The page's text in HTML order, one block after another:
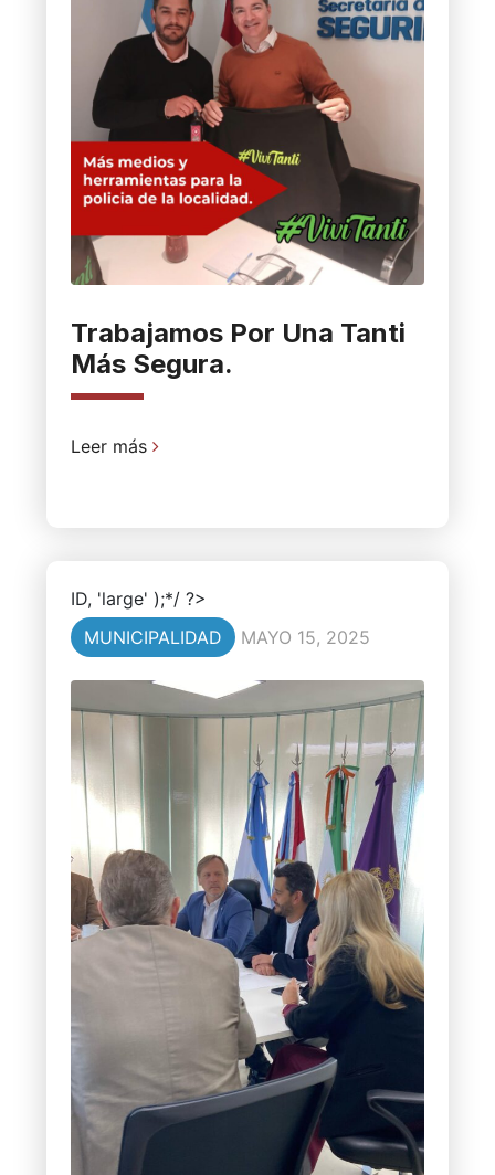
Trabajamos Por Una Tanti
Más Segura.
Leer más
ID, 'large' );*/ ?>
MUNICIPALIDAD
MAYO 15, 2025